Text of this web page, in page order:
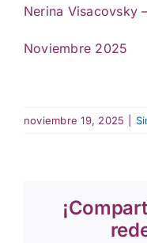
Nerina Visacovsky
Noviembre 2025
noviembre 19, 2025